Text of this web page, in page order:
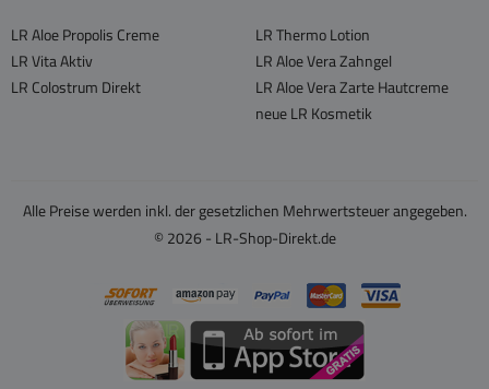
LR Aloe Propolis Creme
LR Vita Aktiv
LR Colostrum Direkt
LR Thermo Lotion
LR Aloe Vera Zahngel
LR Aloe Vera Zarte Hautcreme
neue LR Kosmetik
Alle Preise werden inkl. der gesetzlichen Mehrwertsteuer angegeben.
© 2026 - LR-Shop-Direkt.de